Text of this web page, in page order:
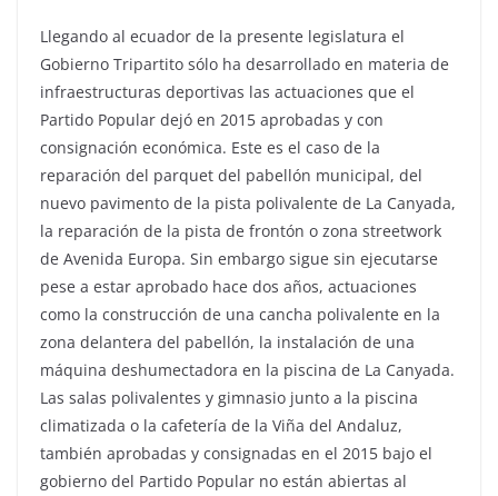
Llegando al ecuador de la presente legislatura el
Gobierno Tripartito sólo ha desarrollado en materia de
infraestructuras deportivas las actuaciones que el
Partido Popular dejó en 2015 aprobadas y con
consignación económica. Este es el caso de la
reparación del parquet del pabellón municipal, del
nuevo pavimento de la pista polivalente de La Canyada,
la reparación de la pista de frontón o zona streetwork
de Avenida Europa. Sin embargo sigue sin ejecutarse
pese a estar aprobado hace dos años, actuaciones
como la construcción de una cancha polivalente en la
zona delantera del pabellón, la instalación de una
máquina deshumectadora en la piscina de La Canyada.
Las salas polivalentes y gimnasio junto a la piscina
climatizada o la cafetería de la Viña del Andaluz,
también aprobadas y consignadas en el 2015 bajo el
gobierno del Partido Popular no están abiertas al